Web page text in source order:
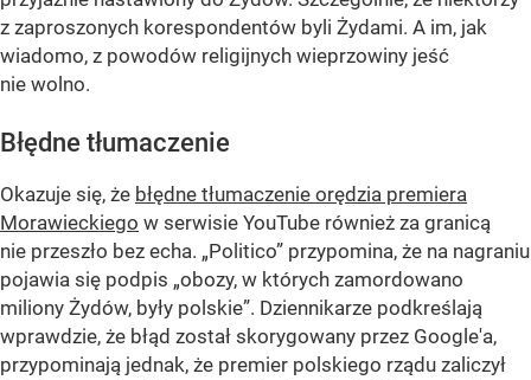
z zaproszonych korespondentów byli Żydami. A im, jak
wiadomo, z powodów religijnych wieprzowiny jeść
nie wolno.
Błędne tłumaczenie
Okazuje się, że błędne tłumaczenie orędzia premiera
Morawieckiego w serwisie YouTube również za granicą
nie przeszło bez echa. „Politico” przypomina, że na nagraniu
pojawia się podpis „obozy, w których zamordowano
miliony Żydów, były polskie”. Dziennikarze podkreślają
wprawdzie, że błąd został skorygowany przez Google'a,
przypominają jednak, że premier polskiego rządu zaliczył